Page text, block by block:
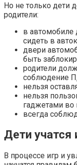
Но не только
родители:
в автомобиле
сидеть в
двери
быть
родители
соблюдение
нельзя
нельзя
гаджетами
всегда
Дети учатся
В процессе игр и